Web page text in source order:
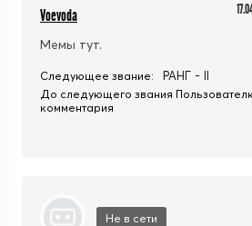
Voevoda
Мемы тут.
Следующее звание: РАНГ - II
До следующего звания
комментария
Не в сети